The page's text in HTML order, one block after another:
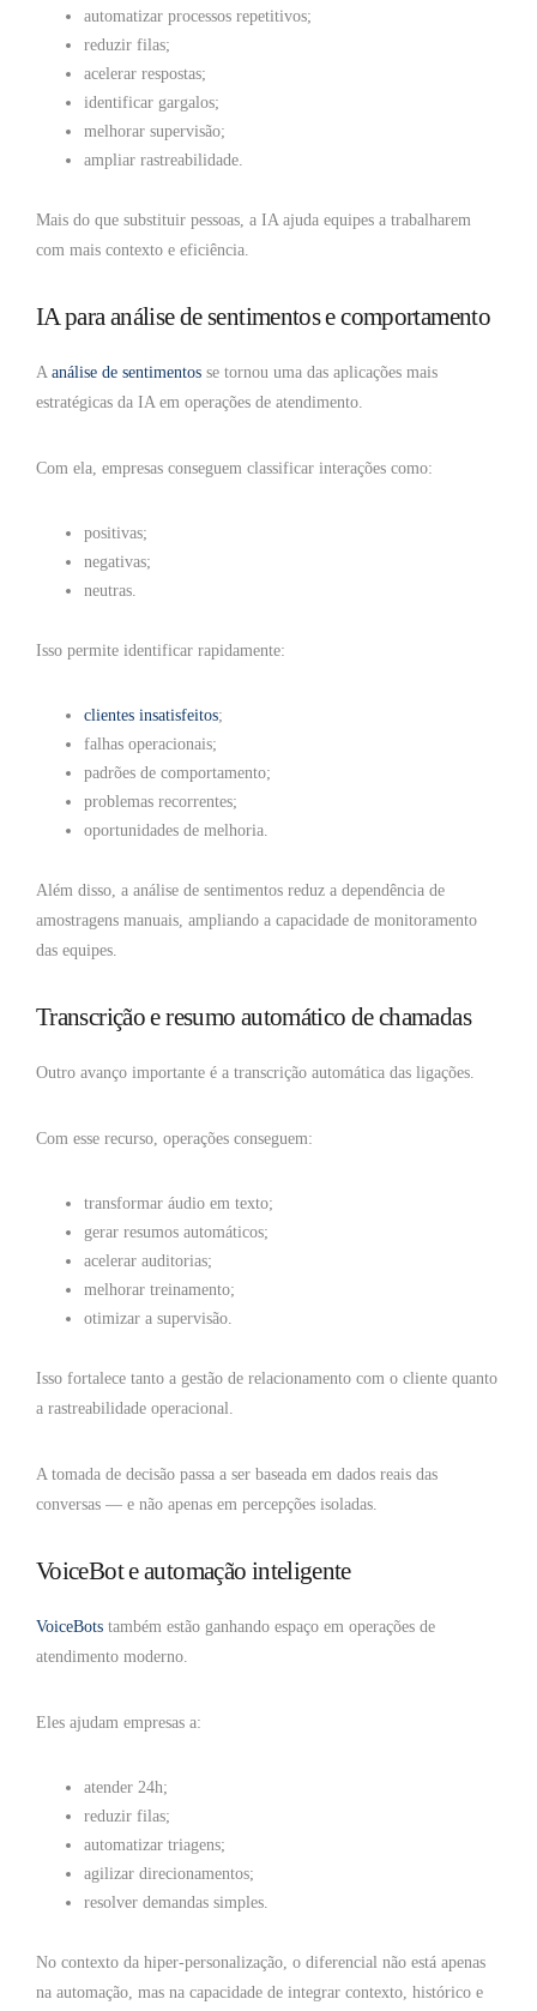
automatizar processos repetitivos;
reduzir filas;
acelerar respostas;
identificar gargalos;
melhorar supervisão;
ampliar rastreabilidade.
Mais do que substituir pessoas, a IA ajuda equipes a trabalharem
com mais contexto e eficiência.
IA para análise de sentimentos e comportamento
A análise de sentimentos se tornou uma das aplicações mais
estratégicas da IA em operações de atendimento.
Com ela, empresas conseguem classificar interações como:
positivas;
negativas;
neutras.
Isso permite identificar rapidamente:
clientes insatisfeitos;
falhas operacionais;
padrões de comportamento;
problemas recorrentes;
oportunidades de melhoria.
Além disso, a análise de sentimentos reduz a dependência de
amostragens manuais, ampliando a capacidade de monitoramento
das equipes.
Transcrição e resumo automático de chamadas
Outro avanço importante é a transcrição automática das ligações.
Com esse recurso, operações conseguem:
transformar áudio em texto;
gerar resumos automáticos;
acelerar auditorias;
melhorar treinamento;
otimizar a supervisão.
Isso fortalece tanto a gestão de relacionamento com o cliente quanto
a rastreabilidade operacional.
A tomada de decisão passa a ser baseada em dados reais das
conversas — e não apenas em percepções isoladas.
VoiceBot e automação inteligente
VoiceBots também estão ganhando espaço em operações de
atendimento moderno.
Eles ajudam empresas a:
atender 24h;
reduzir filas;
automatizar triagens;
agilizar direcionamentos;
resolver demandas simples.
No contexto da hiper-personalização, o diferencial não está apenas
na automação, mas na capacidade de integrar contexto, histórico e